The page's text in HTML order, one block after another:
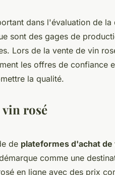
dans l'évaluation de
sont des gages de
Lors de la vente de vin
les offres de confiance
la qualité.
rosé
de plateformes d'achat de
comme une
en ligne avec des prix